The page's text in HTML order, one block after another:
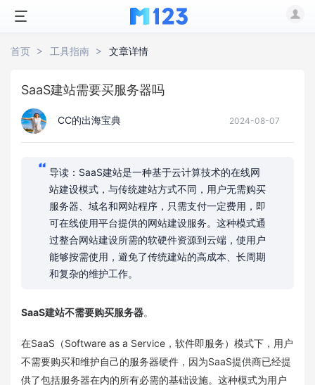
首页 工具指南 文章详情
SaaS建站需要买服务器吗
CC的出海宝典 2024-08-07
导读：SaaS建站是一种基于云计算技术的在线网
站建设模式，与传统建站方式不同，用户无需购买
服务器、域名和网站程序，只需支付一定费用，即
可在线使用平台提供的网站建设服务。这种模式通
过整合网站建设所需的软硬件资源到云端，使用户
能够按需使用，避免了传统建站的高成本、长周期
和复杂的维护工作。
SaaS建站不需要购买服务器。
在SaaS（Software as a Service，软件即服务）模式下，用户
不需要购买和维护自己的服务器硬件，因为SaaS提供商已经提
供了包括服务器在内的所有必需的基础设施。这种模式为用户